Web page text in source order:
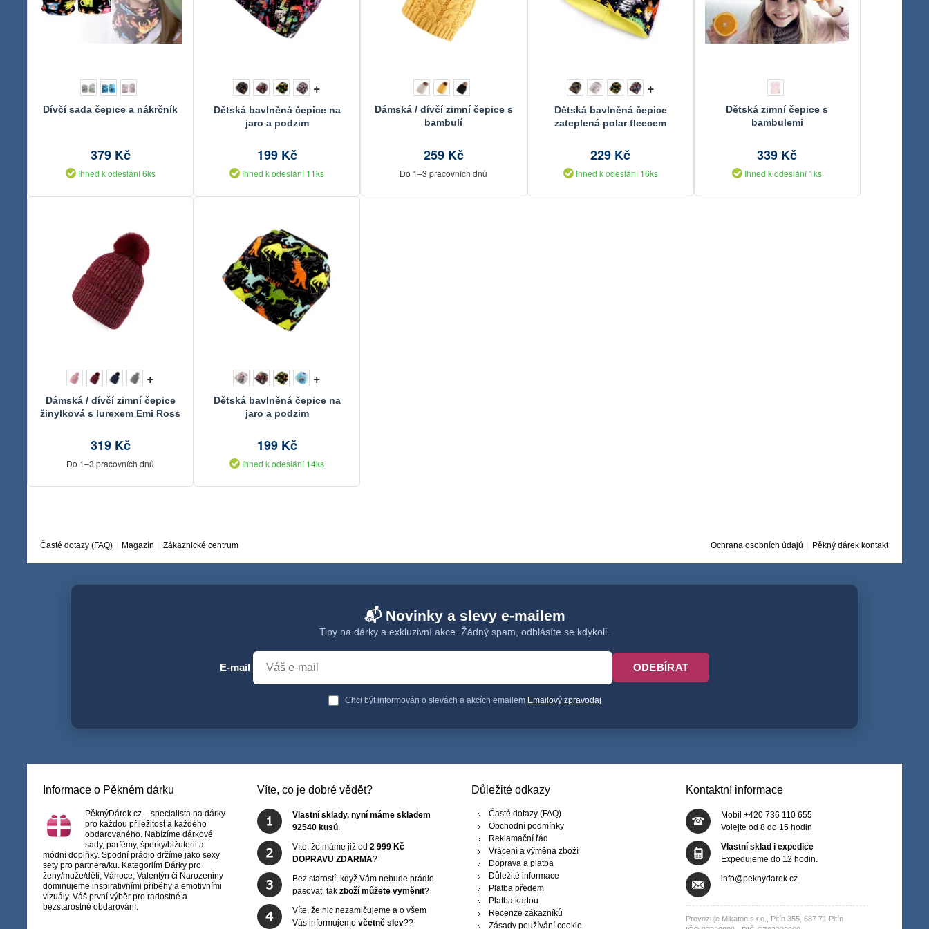
Dívčí sada čepice a nákrčník
379 Kč
Ihned k odeslání 6ks
+
Dětská bavlněná čepice na
jaro a podzim
199 Kč
Ihned k odeslání 11ks
Dámská / dívčí zimní čepice s
bambulí
259 Kč
Do 1–3 pracovních dnů
+
Dětská bavlněná čepice
zateplená polar fleecem
229 Kč
Ihned k odeslání 16ks
Dětská zimní čepice s
bambulemi
339 Kč
Ihned k odeslání 1ks
+
Dámská / dívčí zimní čepice
žinylková s lurexem Emi Ross
319 Kč
Do 1–3 pracovních dnů
+
Dětská bavlněná čepice na
jaro a podzim
199 Kč
Ihned k odeslání 14ks
Časté dotazy (FAQ) Magazín Zákaznické centrum Ochrana osobních údajů Pěkný dárek kontakt
📬 Novinky a slevy e-mailem
Tipy na dárky a exkluzivní akce. Žádný spam, odhlásíte se kdykoli.
E-mail ODEBÍRAT
Chci být informován o slevách a akcích emailem Emailový zpravodaj
Informace o Pěkném dárku
PěknýDárek.cz – specialista na dárky
pro každou příležitost a každého
obdarovaného. Nabízíme dárkové
sady, parfémy, šperky/bižuterii a
módní doplňky. Spodní prádlo držíme jako sexy
sety pro partnera/ku. Kategoriím Dárky pro
ženy/muže/děti, Vánoce, Valentýn či Narozeniny
dominujeme inspirativními příběhy a emotivními
vizuály. Váš první výběr pro radostné a
bezstarostné obdarování.
Víte, co je dobré vědět?
Vlastní sklady, nyní máme skladem
92540 kusů.
Víte, že máme již od 2 999 Kč
DOPRAVU ZDARMA?
Bez starostí, když Vám nebude prádlo
pasovat, tak zboží můžete vyměnit?
Víte, že nic nezamlčujeme a o všem
Vás informujeme včetně slev??
Důležité odkazy
Časté dotazy (FAQ)
Obchodní podmínky
Reklamační řád
Vrácení a výměna zboží
Doprava a platba
Důležité informace
Platba předem
Platba kartou
Recenze zákazníků
Zásady používání cookie
Kontaktní informace
Mobil +420 736 110 655
Volejte od 8 do 15 hodin
Vlastní sklad i expedice
Expedujeme do 12 hodin.
info@peknydarek.cz
Provozuje Mikaton s.r.o., Pitín 355, 687 71 Pitín